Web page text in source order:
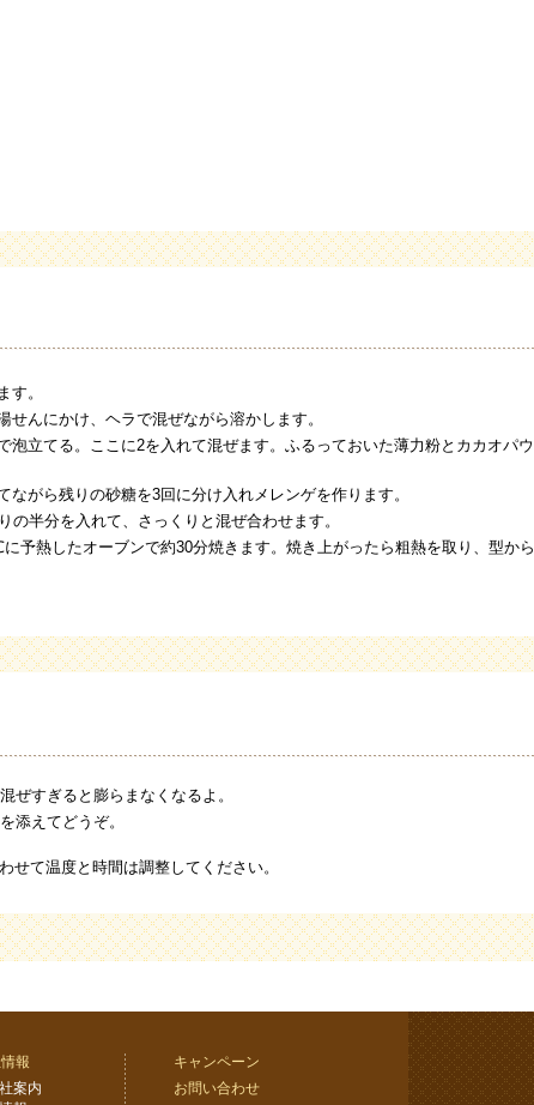
す。
んにかけ、ヘラで混ぜながら溶かします。
立てる。ここに2を入れて混ぜます。ふるっておいた薄力粉とカカオパウ
がら残りの砂糖を3回に分け入れメレンゲを作ります。
半分を入れて、さっくりと混ぜ合わせます。
予熱したオーブンで約30分焼きます。焼き上がったら粗熱を取り、型から
ぜすぎると膨らまなくなるよ。
添えてどうぞ。
て温度と時間は調整してください。
報
案内
キャンペーン
お問い合わせ